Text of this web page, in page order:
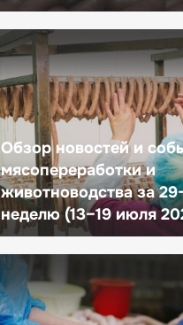
Обзор новостей и
мясопереработки и
животноводства за
неделю (13–19 июля